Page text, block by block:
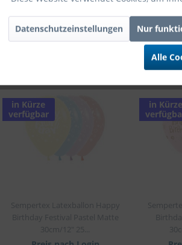
in Kürze
verfügbar
Sempertex Latexballon Happy
Birthday Festival Pastel Matte
30cm/12" 25...
in Kürze
Datenschutzeinstellungen Nur
Alle